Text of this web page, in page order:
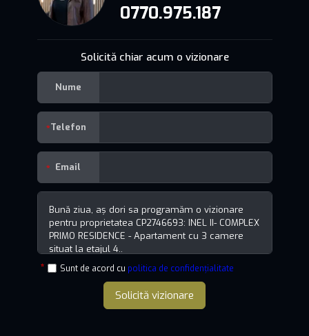
0770.975.187
Solicită chiar acum o vizionare
Nume
Telefon
Email
Sunt de acord cu politica de confidențialitate
Solicită vizionare